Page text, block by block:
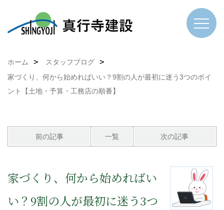
ホーム
スタッフブログ
家づくり、何から始めればいい？9割の人が最初に迷う3つのポイ
ント【土地・予算・工務店の順番】
前の記事 一覧 次の記事
家づくり、何から始めればい
い？9割の人が最初に迷う3つ